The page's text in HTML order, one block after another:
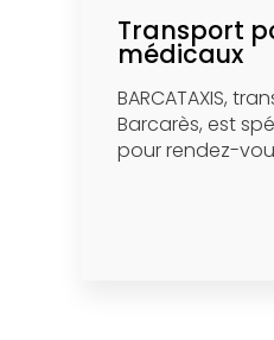
Transport
médicaux
BARCATAXIS,
Barcarès, est
pour rendez-